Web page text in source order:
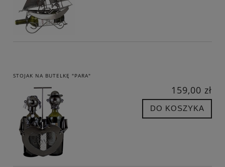
STOJAK NA BUTELKĘ "PARA"
159,00 zł
DO KOSZYKA